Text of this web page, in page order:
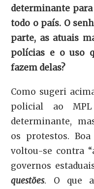
determinante
todo o país. O
parte, as atuais
polícias e o uso
fazem delas?
Como sugeri
policial ao
determinante,
os protestos.
voltou-se contra
governos
questões. O que